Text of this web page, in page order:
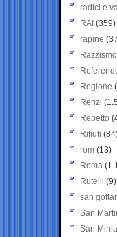
radici e
RAI (359)
rapine
Razzismo
Regione
Renzi
Repetto
Rifiuti
rom (13)
Roma
Rutelli (9)
san
San
San